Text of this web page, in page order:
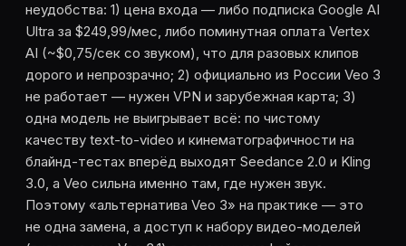
неудобства: 1) цена входа — либо подписка Google AI
Ultra за $249,99/мес, либо поминутная оплата Vertex
AI (~$0,75/сек со звуком), что для разовых клипов
дорого и непрозрачно; 2) официально из России Veo 3
не работает — нужен VPN и зарубежная карта; 3)
одна модель не выигрывает всё: по чистому
качеству text-to-video и кинематографичности на
блайнд-тестах вперёд выходят Seedance 2.0 и Kling
3.0, а Veo сильна именно там, где нужен звук.
Поэтому «альтернатива Veo 3» на практике — это
не одна замена, а доступ к набору видео-моделей